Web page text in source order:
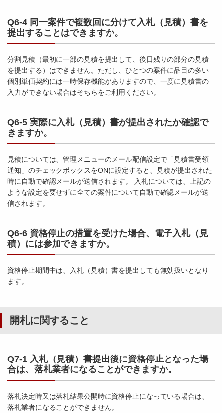
Q6-4 同一案件で複数回に分けて入札（見積）書を
提出することはできますか。
分割見積（最初に一部の見積を提出して、後日残りの部分の見積
を提出する）はできません。ただし、ひとつの案件に品目の多い
個別単価契約には一時保存機能がありますので、一度に見積書の
入力ができない場合はそちらをご利用ください。
Q6-5 実際に入札（見積）書が提出されたか確認で
きますか。
見積については、管理メニューのメール配信設定で「見積書受領
通知」のチェックボックスをONに設定すると、見積が提出された
時に自動で確認メールが送信されます。 入札については、上記の
ような設定を要せずに全ての案件について自動で確認メールが送
信されます。
Q6-6 資格停止の措置を受けた場合、電子入札（見
積）には参加できますか。
資格停止期間中は、入札（見積）書を提出しても無効扱いとなり
ます。
開札に関すること
Q7-1 入札（見積）書提出後に資格停止となった場
合は、落札業者になることができますか。
落札決定時又は落札結果公開時に資格停止になっている場合は、
落札業者になることができません。